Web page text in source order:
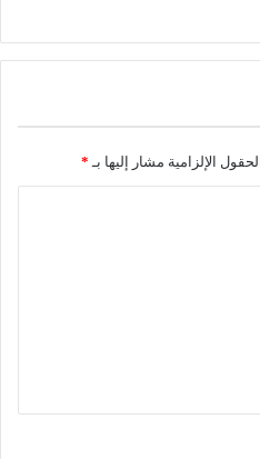
الحقول الإلزامية مشار إليها بـ *